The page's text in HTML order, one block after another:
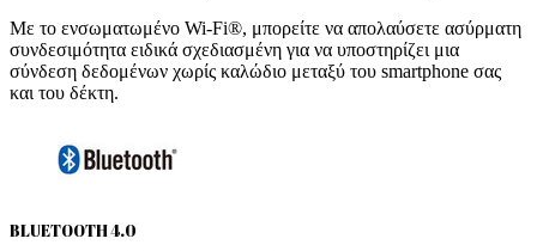
Με το ενσωματωμένο Wi-Fi®, μπορείτε να απολαύσετε ασύρματη
συνδεσιμότητα ειδικά σχεδιασμένη για να υποστηρίζει μια
σύνδεση δεδομένων χωρίς καλώδιο μεταξύ του smartphone σας
και του δέκτη.
BLUETOOTH 4.0